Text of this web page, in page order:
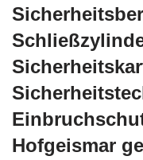
Hofgeismar